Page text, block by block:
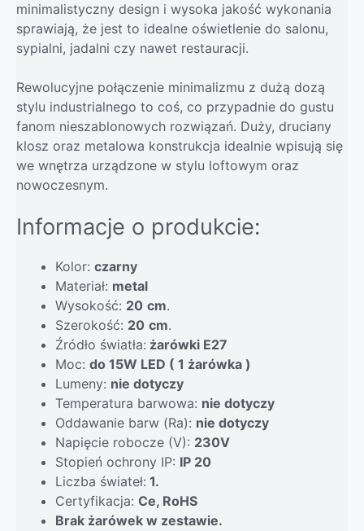
minimalistyczny design i wysoka jakość wykonania
sprawiają, że jest to idealne oświetlenie do salonu,
sypialni, jadalni czy nawet restauracji.
Rewolucyjne połączenie minimalizmu z dużą dozą
stylu industrialnego to coś, co przypadnie do gustu
fanom nieszablonowych rozwiązań. Duży, druciany
klosz oraz metalowa konstrukcja idealnie wpisują się
we wnętrza urządzone w stylu loftowym oraz
nowoczesnym.
Informacje o produkcie:
Kolor: czarny
Materiał: metal
Wysokość: 20 cm.
Szerokość: 20 cm.
Źródło światła: żarówki E27
Moc: do 15W LED ( 1 żarówka )
Lumeny: nie dotyczy
Temperatura barwowa: nie dotyczy
Oddawanie barw (Ra): nie dotyczy
Napięcie robocze (V): 230V
Stopień ochrony IP: IP 20
Liczba świateł: 1.
Certyfikacja: Ce, RoHS
Brak żarówek w zestawie.